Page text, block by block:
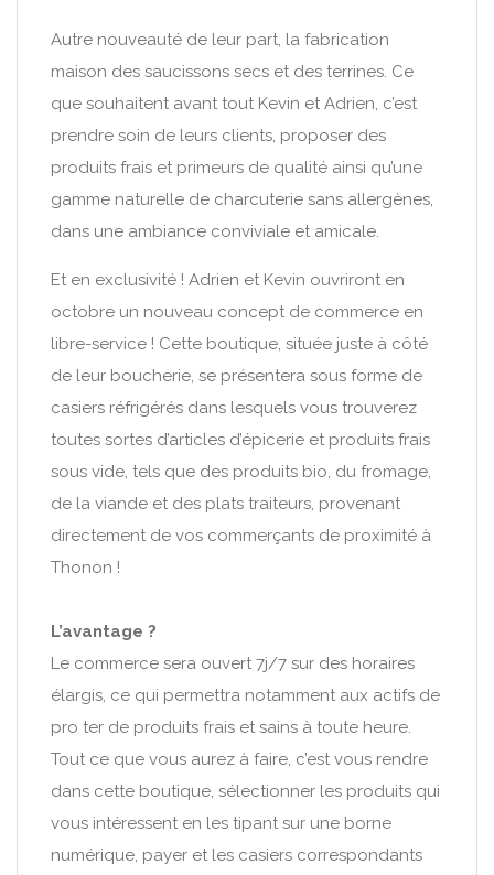
Autre nouveauté de leur part, la fabrication
maison des saucissons secs et des terrines. Ce
que souhaitent avant tout Kevin et Adrien, c’est
prendre soin de leurs clients, proposer des
produits frais et primeurs de qualité ainsi qu’une
gamme naturelle de charcuterie sans allergènes,
dans une ambiance conviviale et amicale.
Et en exclusivité ! Adrien et Kevin ouvriront en
octobre un nouveau concept de commerce en
libre-service ! Cette boutique, située juste à côté
de leur boucherie, se présentera sous forme de
casiers réfrigérés dans lesquels vous trouverez
toutes sortes d’articles d’épicerie et produits frais
sous vide, tels que des produits bio, du fromage,
de la viande et des plats traiteurs, provenant
directement de vos commerçants de proximité à
Thonon !
L’avantage ?
Le commerce sera ouvert 7j/7 sur des horaires
élargis, ce qui permettra notamment aux actifs de
pro ter de produits frais et sains à toute heure.
Tout ce que vous aurez à faire, c’est vous rendre
dans cette boutique, sélectionner les produits qui
vous intéressent en les tipant sur une borne
numérique, payer et les casiers correspondants